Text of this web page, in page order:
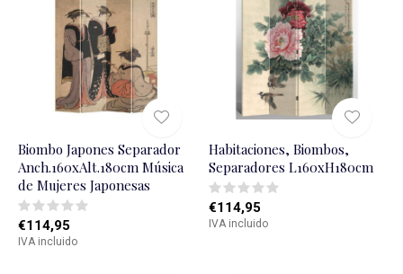
Biombo Japones Separador
Anch.160xAlt.180cm Música
de Mujeres Japonesas
€114,95
IVA incluido
Habitaciones, Biombos,
Separadores L160xH180cm
€114,95
IVA incluido